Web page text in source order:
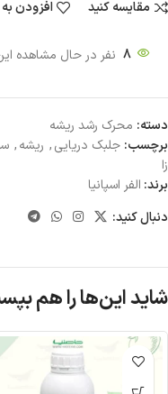
مقایسه کنید افزودن
8 نفر در حال مشاهده
دسته: محرک رشد ریشه
برچسب: جلبک دریایی, ریشه,
زا
برند: الفر اسپانیا
دنبال کنید:
شاید این‌ها را هم